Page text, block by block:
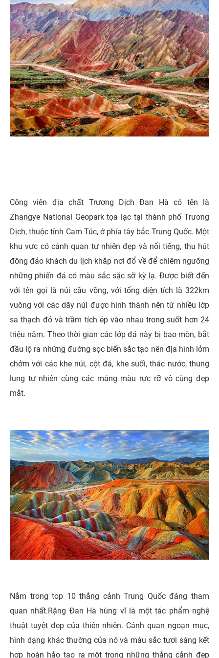
Công viên địa chất Trương Dịch Đan Hà có tên là
Zhangye National Geopark tọa lạc tại thành phố Trương
Dịch, thuộc tỉnh Cam Túc, ở phía tây bắc Trung Quốc. Một
khu vực có cảnh quan tự nhiên đẹp và nổi tiếng, thu hút
đông đảo khách du lịch khắp nơi đổ về để chiêm ngưỡng
những phiến đá có màu sắc sặc sỡ kỳ lạ. Được biết đến
với tên gọi là núi cầu vồng, với tổng diện tích là 322km
vuông với các dãy núi được hình thành nên từ nhiều lớp
sa thạch đỏ và trầm tích ép vào nhau trong suốt hơn 24
triệu năm. Theo thời gian các lớp đá này bị bao mòn, bắt
đầu lộ ra những đường sọc biến sắc tạo nên địa hình lởm
chởm với các khe núi, cột đá, khe suối, thác nước, thung
lung tự nhiên cùng các mảng màu rực rỡ vô cùng đẹp
mắt.
Nằm trong top 10 thắng cảnh Trung Quốc đáng tham
quan nhất.Rặng Đan Hà hùng vĩ là một tác phẩm nghệ
thuật tuyệt đẹp của thiên nhiên. Cảnh quan ngoạn mục,
hình dạng khác thường của nó và màu sắc tươi sáng kết
hợp hoàn hảo tạo ra một trong những thắng cảnh đẹp